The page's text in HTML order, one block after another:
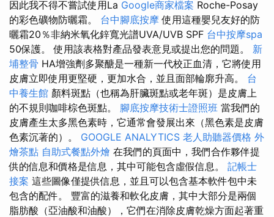
因此我不得不嘗試使用La Google商家檔案 Roche-Posay
的彩色礦物防曬霜。 台中腳底按摩 使用這種嬰兒友好的防
曬霜20％非納米氧化鋅寬光譜UVA/UVB SPF 台中按摩spa
50保護。 使用該表格對產品發表意見或提出您的問題。 新
埔整骨 HA增強劑多聚醣是一種新一代校正血清，它將使用
皮膚立即使用更堅硬，更加水合，並且面部輪廓升高。 台
中養生館 顏料斑點（也稱為肝臟斑點或老年斑）是皮膚上
的不規則咖啡棕色斑點。 腳底按摩技術士證照班 當我們的
皮膚產生太多黑色素時，它通常會發展出來（黑色素是皮膚
色素沉著的）。 GOOGLE ANALYTICS 老人助聽器價格 外
燴茶點 自助式餐點外燴 在我們的頁面中，我們合作夥伴提
供的信息和價格是信息，其中可能包含虛假信息。 記帳士
接案 這些圖像僅提供信息，並且可以包含基本軟件包中未
包含的配件。 豐富的滋養和軟化皮膚，其中大部分是兩個
脂肪酸（亞油酸和油酸），它們在消除皮膚乾燥方面起著重